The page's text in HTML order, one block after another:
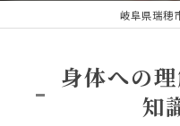
岐阜県瑞穂
身体への
知